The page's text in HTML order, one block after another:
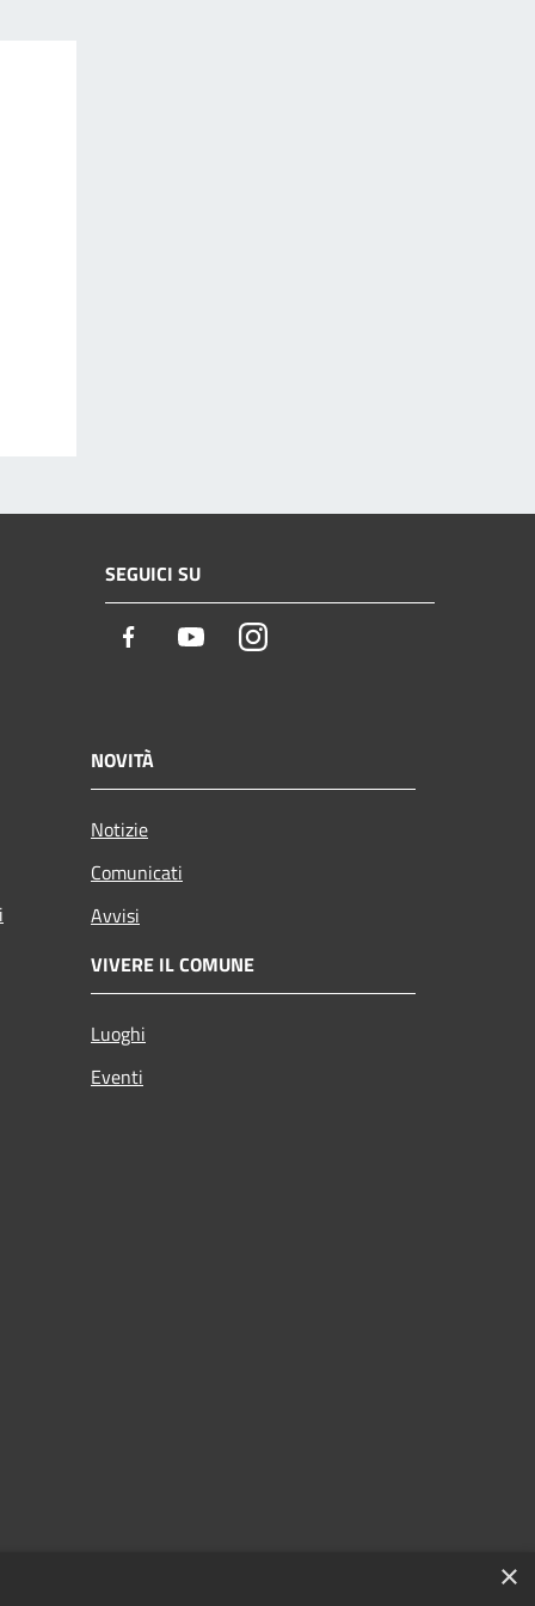
SEGUICI SU
Facebook YoutubeInstagram
NOVITÀ
Notizie
Comunicati
Avvisi
VIVERE IL COMUNE
Luoghi
Eventi
×